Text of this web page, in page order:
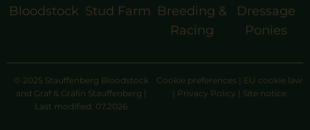
Bloodstock Stud Farm Breeding &
Racing
Dressage
Ponies
© 2025 Stauffenberg Bloodstock
and Graf & Gräfin Stauffenberg |
Last modified: 07.2026
Cookie preferences | EU cookie law
| Privacy Policy | Site notice